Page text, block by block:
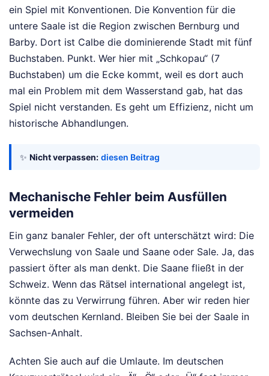
ein Spiel mit Konventionen. Die Konvention für die
untere Saale ist die Region zwischen Bernburg und
Barby. Dort ist Calbe die dominierende Stadt mit fünf
Buchstaben. Punkt. Wer hier mit „Schkopau“ (7
Buchstaben) um die Ecke kommt, weil es dort auch
mal ein Problem mit dem Wasserstand gab, hat das
Spiel nicht verstanden. Es geht um Effizienz, nicht um
historische Abhandlungen.
✨ Nicht verpassen: diesen Beitrag
Mechanische Fehler beim Ausfüllen
vermeiden
Ein ganz banaler Fehler, der oft unterschätzt wird: Die
Verwechslung von Saale und Saane oder Sale. Ja, das
passiert öfter als man denkt. Die Saane fließt in der
Schweiz. Wenn das Rätsel international angelegt ist,
könnte das zu Verwirrung führen. Aber wir reden hier
vom deutschen Kernland. Bleiben Sie bei der Saale in
Sachsen-Anhalt.
Achten Sie auch auf die Umlaute. Im deutschen